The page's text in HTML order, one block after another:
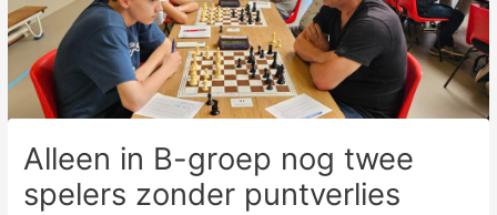
Alleen in B-groep nog twee
spelers zonder puntverlies